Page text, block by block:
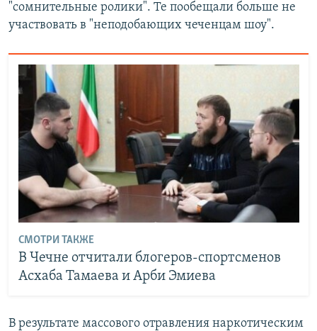
"сомнительные ролики". Те пообещали больше не
участвовать в "неподобающих чеченцам шоу".
СМОТРИ ТАКЖЕ
В Чечне отчитали блогеров-спортсменов
Асхаба Тамаева и Арби Эмиева
В результате массового отравления наркотическим